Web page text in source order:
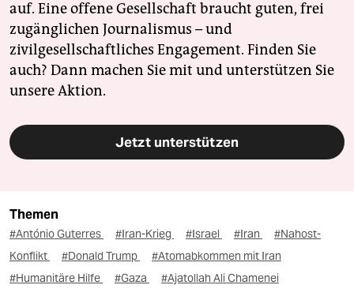
auf. Eine offene Gesellschaft braucht guten, frei
zugänglichen Journalismus – und
zivilgesellschaftliches Engagement. Finden Sie
auch? Dann machen Sie mit und unterstützen Sie
unsere Aktion.
Jetzt unterstützen
Themen
#António Guterres #Iran-Krieg #Israel #Iran
#Nahost-
Konflikt
#Donald Trump
#Atomabkommen mit Iran
#Humanitäre Hilfe
#Gaza #Ajatollah Ali Chamenei